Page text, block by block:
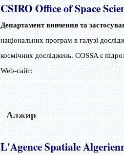
CSIRO Office of Space
Департамент вивчення та
національних програм в галузі
космічних досліджень. COSSA є
Web-сайт:
Алжир
L'Agence Spatiale